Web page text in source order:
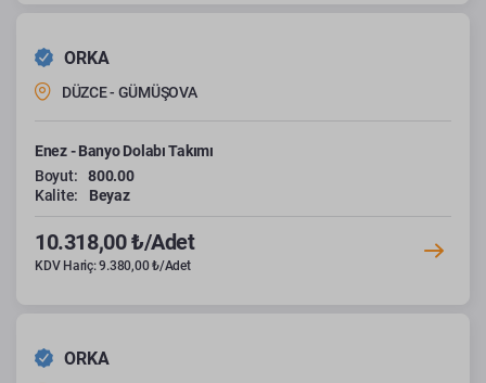
ORKA
DÜZCE - GÜMÜŞOVA
Enez - Banyo Dolabı Takımı
Boyut:
800.00
Kalite:
Beyaz
10.318,00 ₺/Adet
KDV Hariç: 9.380,00 ₺/Adet
ORKA